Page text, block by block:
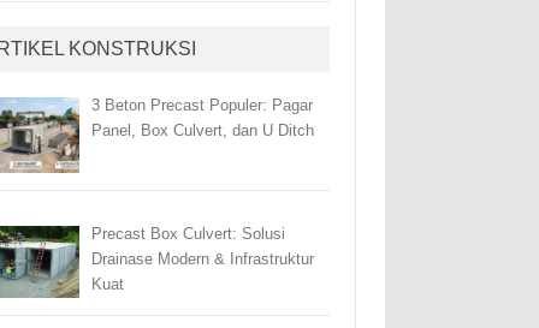
KONSTRUKSI
3 Beton Precast Populer: Pagar
Panel, Box Culvert, dan U Ditch
Precast Box Culvert: Solusi
Drainase Modern & Infrastruktur
Kuat